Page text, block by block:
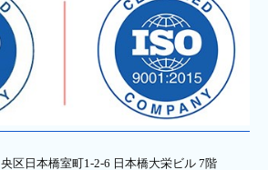
区日本橋室町1-2-6 日本橋大栄ビル 7階